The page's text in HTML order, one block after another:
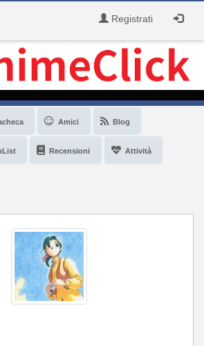
Registrati
Amici Blog
Recensioni Attività